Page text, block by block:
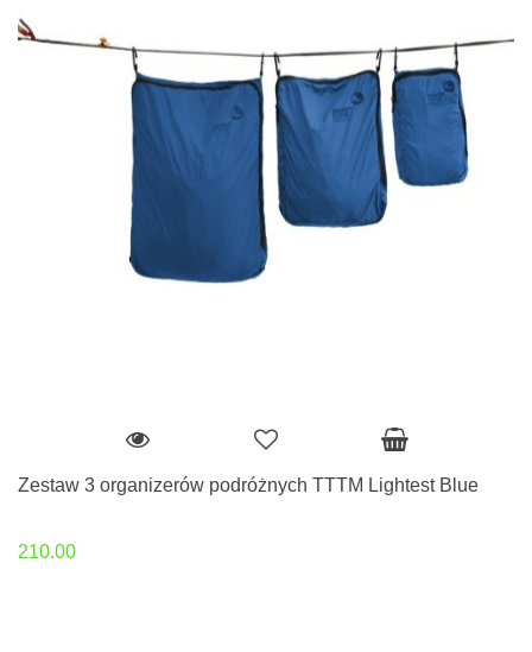
Zestaw 3 organizerów podróżnych TTTM Lightest Blue
210.00